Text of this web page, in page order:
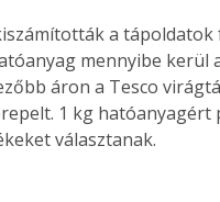
a
mennyibe kerül
áron a Tesco
1 kg hatóanyagért
választanak.